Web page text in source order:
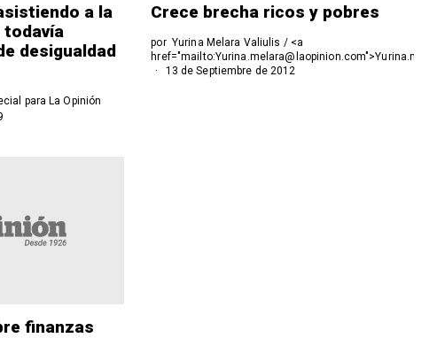
a la
todavía
desigualdad
para La Opinión
Crece brecha ricos y pobres
por Yurina Melara Valiulis / <a
13 de Septiembre de 2012
finanzas